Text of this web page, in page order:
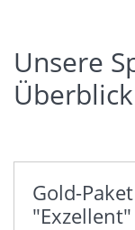
Unsere
Überblick
Gold-Paket
"Exzellent"